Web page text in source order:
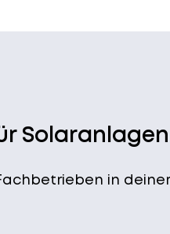
in